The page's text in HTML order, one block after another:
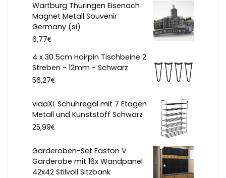
Wartburg Thüringen Eisenach
Magnet Metall Souvenir
Germany (si)
6,77€
4 x 30.5cm Hairpin Tischbeine 2
Streben - 12mm - Schwarz
56,27€
vidaXL Schuhregal mit 7 Etagen
Metall und Kunststoff Schwarz
25,99€
Garderoben-Set Easton V
Garderobe mit 16x Wandpanel
42x42 Stilvoll Sitzbank